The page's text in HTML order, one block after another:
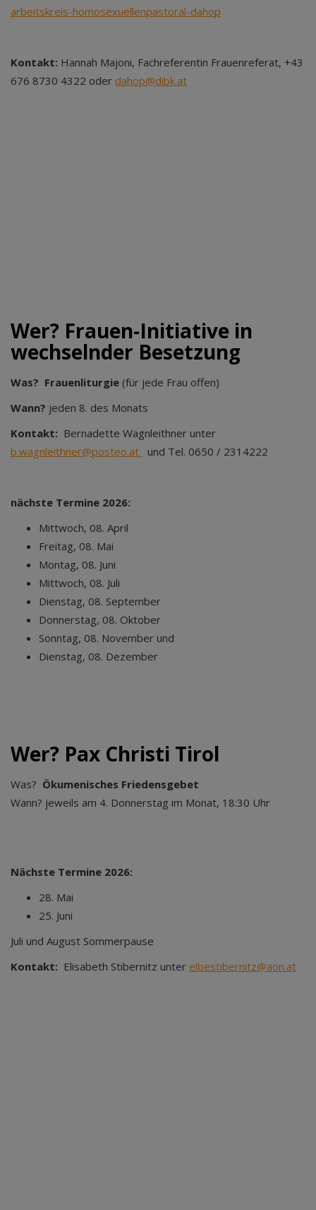
arbeitskreis-homosexuellenpastoral-dahop
Kontakt: Hannah Majoni, Fachreferentin Frauenreferat, +43
676 8730 4322 oder dahop@dibk.at
Wer? Frauen-Initiative in
wechselnder Besetzung
Was? Frauenliturgie (für jede Frau offen)
Wann? jeden 8. des Monats
Kontakt: Bernadette Wagnleithner unter
b.wagnleithner@posteo.at
und Tel. 0650 / 2314222
nächste Termine 2026:
Mittwoch, 08. April
Freitag, 08. Mai
Montag, 08. Juni
Mittwoch, 08. Juli
Dienstag, 08. September
Donnerstag, 08. Oktober
Sonntag, 08. November und
Dienstag, 08. Dezember
Wer? Pax Christi Tirol
Was? Ökumenisches Friedensgebet
Wann? jeweils am 4. Donnerstag im Monat, 18:30 Uhr
Nächste Termine 2026:
28. Mai
25. Juni
Juli und August Sommerpause
Kontakt: Elisabeth Stibernitz unter elbestibernitz@aon.at